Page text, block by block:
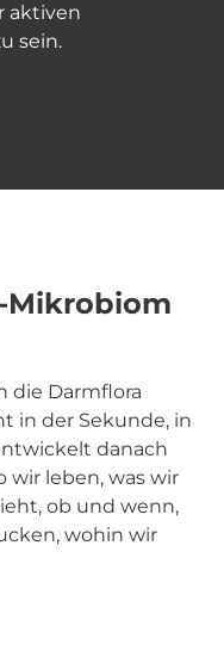
aktiven
sein.
Mikrobiom
die Darmflora
in der Sekunde, in
danach
wir leben, was wir
ob und wenn,
wohin wir